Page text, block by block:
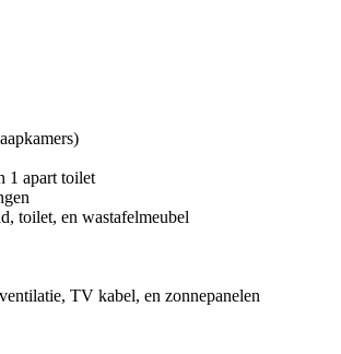
1 apart toilet
toilet, en wastafelmeubel
TV kabel, en zonnepanelen